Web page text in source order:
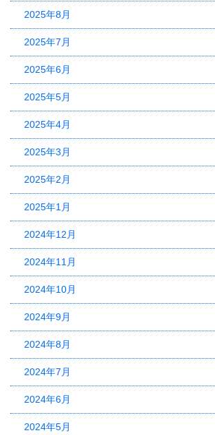
2025年8月
2025年7月
2025年6月
2025年5月
2025年4月
2025年3月
2025年2月
2025年1月
2024年12月
2024年11月
2024年10月
2024年9月
2024年8月
2024年7月
2024年6月
2024年5月